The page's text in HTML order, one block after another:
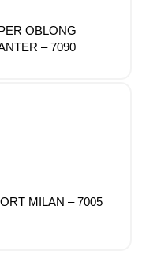
OBLONG
– 7090
MILAN – 7005